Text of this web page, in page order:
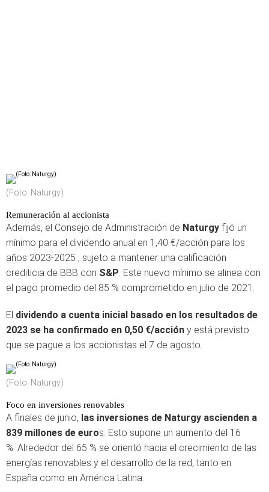
(Foto: Naturgy)
Remuneración al accionista
Además, el Consejo de Administración de Naturgy fijó un
mínimo para el dividendo anual en 1,40 €/acción para los
años 2023-2025 , sujeto a mantener una calificación
crediticia de BBB con S&P. Este nuevo mínimo se alinea con
el pago promedio del 85 % comprometido en julio de 2021.
El dividendo a cuenta inicial basado en los resultados de
2023 se ha confirmado en 0,50 €/acción y está previsto
que se pague a los accionistas el 7 de agosto.
(Foto: Naturgy)
Foco en inversiones renovables
A finales de junio, las inversiones de Naturgy ascienden a
839 millones de euros. Esto supone un aumento del 16
%. Alrededor del 65 % se orientó hacia el crecimiento de las
energías renovables y el desarrollo de la red, tanto en
España como en América Latina.